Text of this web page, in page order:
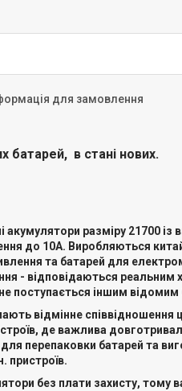
для замовлення
батарей, в стані нових.
акумулятори разміру 21700
до 10А. Виробляються
та батарей для
- відповідаються реальним
поступається іншим
відмінне співвідношення
де важлива
перепаковки батарей та
пристроїв.
без плати захисту,